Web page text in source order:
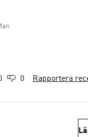
0 Rapportera